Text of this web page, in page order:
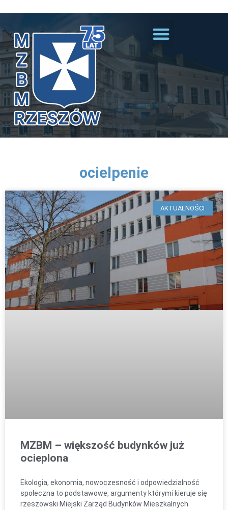
ocielpenie
AKTUALNOŚCI
MZBM – większość budynków już
ocieplona
Ekologia, ekonomia, nowoczesność i odpowiedzialność
społeczna to podstawowe, argumenty którymi kieruje się
rzeszowski Miejski Zarząd Budynków Mieszkalnych